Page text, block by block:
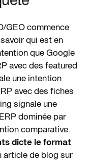
GEO commence
qui est en
que Google
avec des featured
une intention
avec des fiches
signale une
dominée par
comparative.
dicte le format
article de blog sur